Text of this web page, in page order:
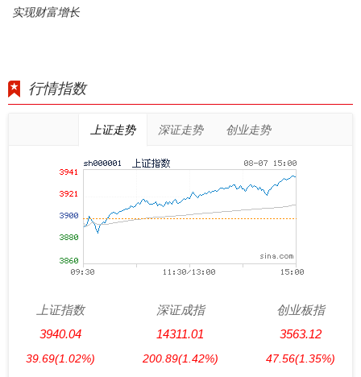
实现财富增长
行情指数
上证走势 深证走势 创业走势
上证指数
3940.04
39.69(1.02%)
深证成指
14311.01
200.89(1.42%)
创业板指
3563.12
47.56(1.35%)